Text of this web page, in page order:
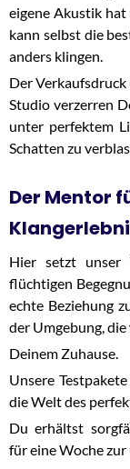
eigene Akustik
kann selbst die
anders klingen.
Der
Studio verzerren
unter perfektem
Schatten zu
Der Mentor
Hier setzt unser
flüchtigen
echte Beziehung
der Umgebung,
Deinem Zuhause.
Unsere
die Welt des
Du erhältst
für eine Woche